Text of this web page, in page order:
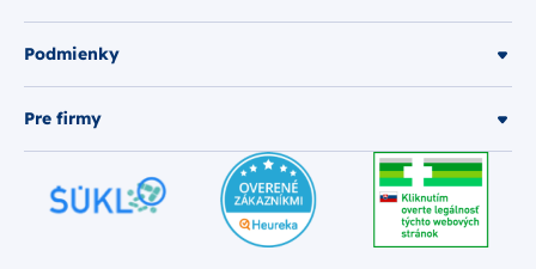
Podmienky
Pre firmy